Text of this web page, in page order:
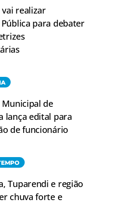
realizar
para debater
de
lança edital para
de funcionário
Tuparendi e região
chuva forte e